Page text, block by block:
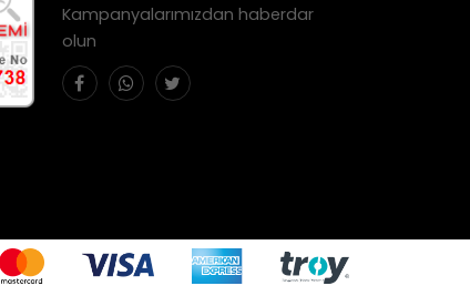
Kampanyalarımızdan haberdar
olun